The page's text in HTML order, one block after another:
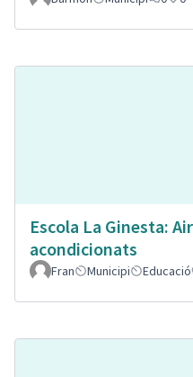
Escola La Ginesta:
acondicionats
Fran Municipi Educació